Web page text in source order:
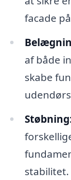
facade
af både
skabe
stabilitet.